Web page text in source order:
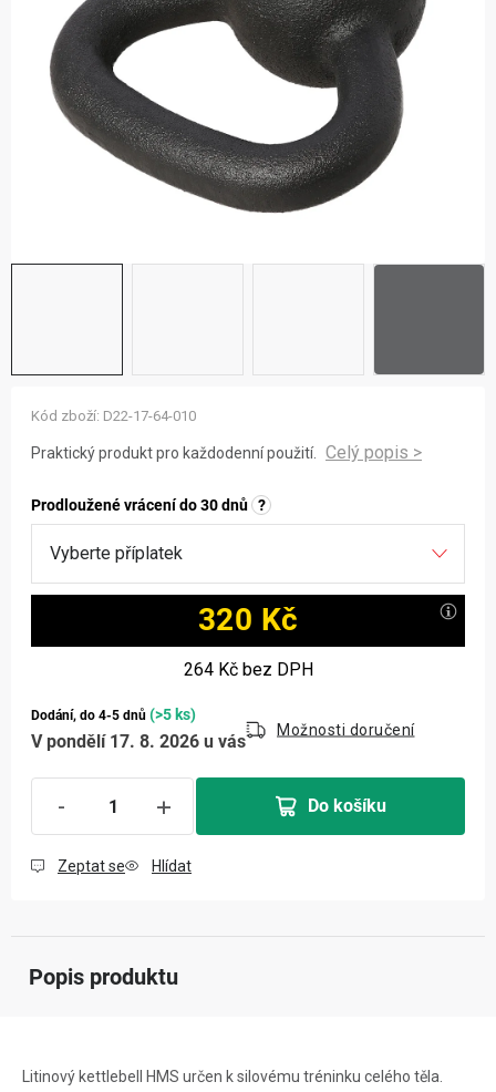
NOVINKY
OSTATNÍ
12 důvodů proč Gigamat Možnosti dopravy
Kontakt
Praktický produkt pro každodenní použití.
Prodloužené vrácení do 30 dnů ?
320 Kč
264 Kčbez DPH
Dodání, do 4-5 dnů (>5 ks)
V pondělí 17. 8. 2026 u vás
Možnosti doručení
Do košíku
Kód zboží: D22-17-64-010
Zeptat se Hlídat
Popis produktu
Litinový kettlebell HMS určen k silovému tréninku celého těla.